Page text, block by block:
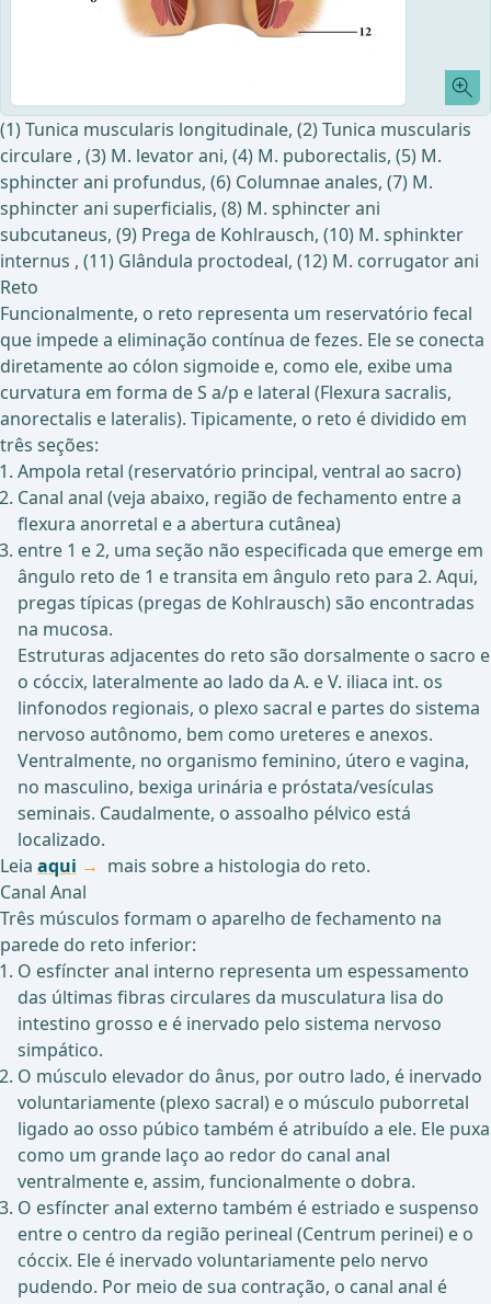
(1) Tunica muscularis longitudinale, (2) Tunica muscularis
circulare , (3) M. levator ani, (4) M. puborectalis, (5) M.
sphincter ani profundus, (6) Columnae anales, (7) M.
sphincter ani superficialis, (8) M. sphincter ani
subcutaneus, (9) Prega de Kohlrausch, (10) M. sphinkter
internus , (11) Glândula proctodeal, (12) M. corrugator ani
Reto
Funcionalmente, o reto representa um reservatório fecal
que impede a eliminação contínua de fezes. Ele se conecta
diretamente ao cólon sigmoide e, como ele, exibe uma
curvatura em forma de S a/p e lateral (Flexura sacralis,
anorectalis e lateralis). Tipicamente, o reto é dividido em
três seções:
Ampola retal (reservatório principal, ventral ao sacro)
Canal anal (veja abaixo, região de fechamento entre a
flexura anorretal e a abertura cutânea)
entre 1 e 2, uma seção não especificada que emerge em
ângulo reto de 1 e transita em ângulo reto para 2. Aqui,
pregas típicas (pregas de Kohlrausch) são encontradas
na mucosa.
Estruturas adjacentes do reto são dorsalmente o sacro e
o cóccix, lateralmente ao lado da A. e V. iliaca int. os
linfonodos regionais, o plexo sacral e partes do sistema
nervoso autônomo, bem como ureteres e anexos.
Ventralmente, no organismo feminino, útero e vagina,
no masculino, bexiga urinária e próstata/vesículas
seminais. Caudalmente, o assoalho pélvico está
localizado.
Leia aqui
mais sobre a histologia do reto.
Canal Anal
Três músculos formam o aparelho de fechamento na
parede do reto inferior:
O esfíncter anal interno representa um espessamento
das últimas fibras circulares da musculatura lisa do
intestino grosso e é inervado pelo sistema nervoso
simpático.
O músculo elevador do ânus, por outro lado, é inervado
voluntariamente (plexo sacral) e o músculo puborretal
ligado ao osso púbico também é atribuído a ele. Ele puxa
como um grande laço ao redor do canal anal
ventralmente e, assim, funcionalmente o dobra.
O esfíncter anal externo também é estriado e suspenso
entre o centro da região perineal (Centrum perinei) e o
cóccix. Ele é inervado voluntariamente pelo nervo
pudendo. Por meio de sua contração, o canal anal é